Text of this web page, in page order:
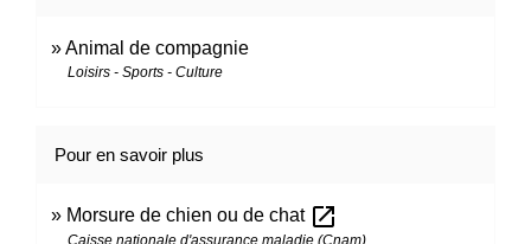
Animal de compagnie
Loisirs - Sports - Culture
Pour en savoir plus
Morsure de chien ou de chat open_in_new
Caisse nationale d'assurance maladie (Cnam)